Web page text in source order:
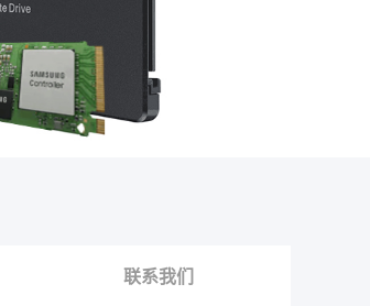
联系我们